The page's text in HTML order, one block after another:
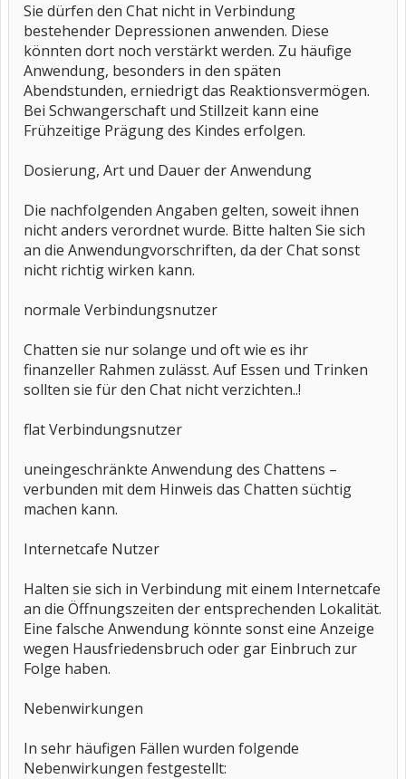
Sie dürfen den Chat nicht in Verbindung
bestehender Depressionen anwenden. Diese
könnten dort noch verstärkt werden. Zu häufige
Anwendung, besonders in den späten
Abendstunden, erniedrigt das Reaktionsvermögen.
Bei Schwangerschaft und Stillzeit kann eine
Frühzeitige Prägung des Kindes erfolgen.
Dosierung, Art und Dauer der Anwendung
Die nachfolgenden Angaben gelten, soweit ihnen
nicht anders verordnet wurde. Bitte halten Sie sich
an die Anwendungvorschriften, da der Chat sonst
nicht richtig wirken kann.
normale Verbindungsnutzer
Chatten sie nur solange und oft wie es ihr
finanzeller Rahmen zulässt. Auf Essen und Trinken
sollten sie für den Chat nicht verzichten..!
flat Verbindungsnutzer
uneingeschränkte Anwendung des Chattens –
verbunden mit dem Hinweis das Chatten süchtig
machen kann.
Internetcafe Nutzer
Halten sie sich in Verbindung mit einem Internetcafe
an die Öffnungszeiten der entsprechenden Lokalität.
Eine falsche Anwendung könnte sonst eine Anzeige
wegen Hausfriedensbruch oder gar Einbruch zur
Folge haben.
Nebenwirkungen
In sehr häufigen Fällen wurden folgende
Nebenwirkungen festgestellt: